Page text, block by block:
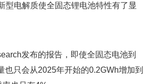
型电解质使全固态锂电池特性有了显
发布的报告，即使全固态电池到
也只会从2025年开始的0.2GWh增加到